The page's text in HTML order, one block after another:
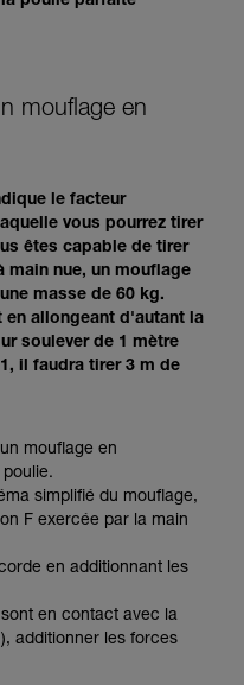
mouflage en
le facteur
vous pourrez tirer
êtes capable de tirer
main nue, un mouflage
masse de 60 kg.
allongeant d'autant la
soulever de 1 mètre
il faudra tirer 3 m de
mouflage en
simplifié du mouflage,
F exercée par la main
en additionnant les
en contact avec la
additionner les forces